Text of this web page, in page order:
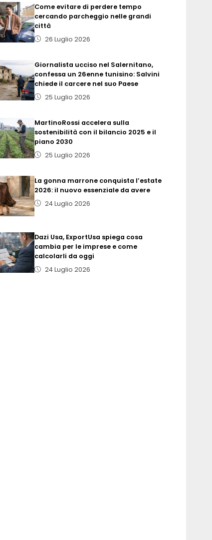
Come evitare di perdere tempo
cercando parcheggio nelle grandi
città
26 Luglio 2026
Giornalista ucciso nel Salernitano,
confessa un 26enne tunisino: Salvini
chiede il carcere nel suo Paese
25 Luglio 2026
MartinoRossi accelera sulla
sostenibilità con il bilancio 2025 e il
piano 2030
25 Luglio 2026
La gonna marrone conquista l’estate
2026: il nuovo essenziale da avere
24 Luglio 2026
Dazi Usa, ExportUsa spiega cosa
cambia per le imprese e come
calcolarli da oggi
24 Luglio 2026